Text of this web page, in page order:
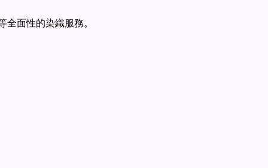
面性的染織服務。